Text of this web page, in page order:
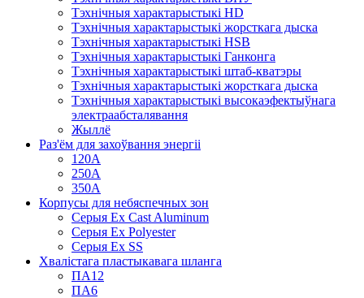
Тэхнічныя характарыстыкі HD
Тэхнічныя характарыстыкі жорсткага дыска
Тэхнічныя характарыстыкі HSB
Тэхнічныя характарыстыкі Ганконга
Тэхнічныя характарыстыкі штаб-кватэры
Тэхнічныя характарыстыкі жорсткага дыска
Тэхнічныя характарыстыкі высокаэфектыўнага
электраабсталявання
Жыллё
Раз'ём для захоўвання энергіі
120А
250А
350А
Корпусы для небяспечных зон
Серыя Ex Cast Aluminum
Серыя Ex Polyester
Серыя Ex SS
Хвалістага пластыкавага шланга
ПА12
ПА6